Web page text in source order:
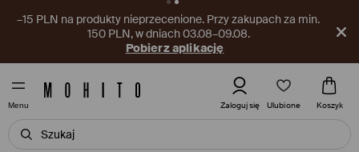
–15 PLN na produkty nieprzecenione. Przy zakupach za min.
150 PLN, w dniach 03.08–09.08.
Pobierz aplikację
Menu Zaloguj się Ulubione Koszyk